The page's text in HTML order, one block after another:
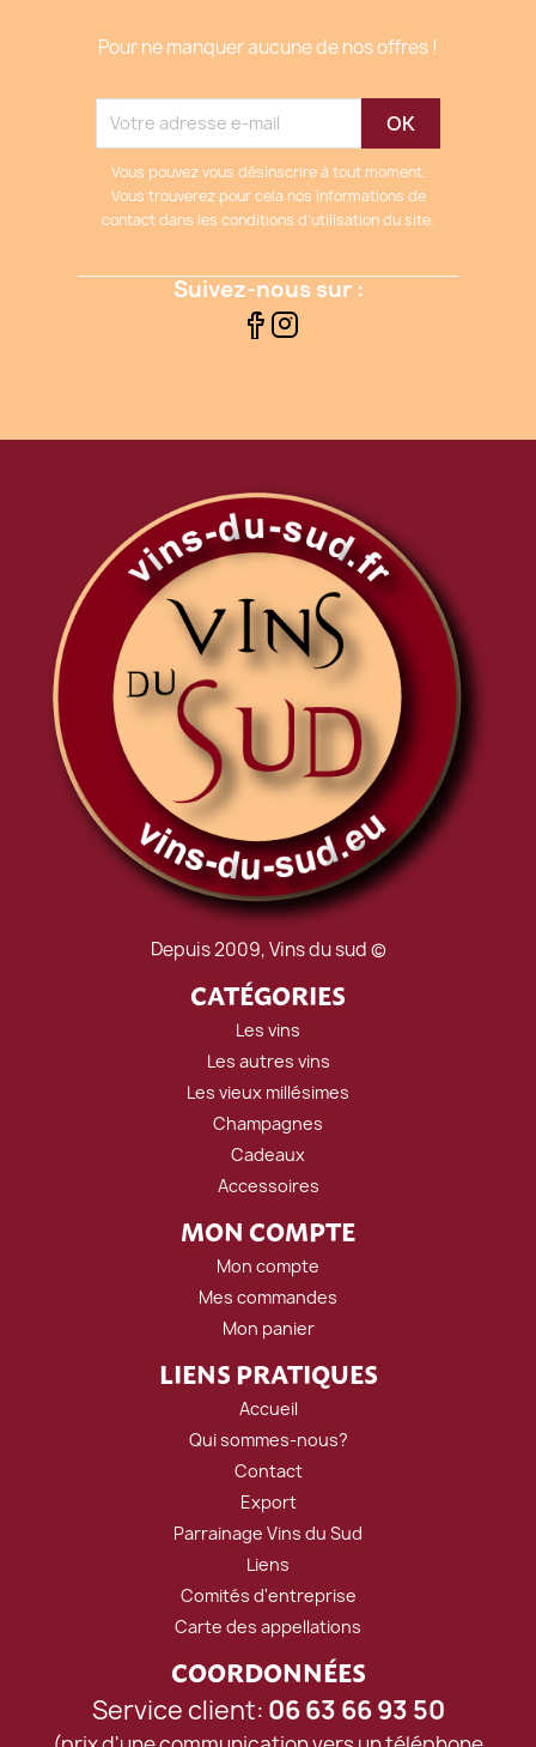
Pour ne manquer aucune de nos offres !
Vous pouvez vous désinscrire à tout moment.
Vous trouverez pour cela nos informations de
contact dans les conditions d'utilisation du site.
Suivez-nous sur :
Depuis 2009, Vins du sud ©
CATÉGORIES
Les vins
Les autres vins
Les vieux millésimes
Champagnes
Cadeaux
Accessoires
MON COMPTE
Mon compte
Mes commandes
Mon panier
LIENS PRATIQUES
Accueil
Qui sommes-nous?
Contact
Export
Parrainage Vins du Sud
Liens
Comités d'entreprise
Carte des appellations
COORDONNÉES
Service client: 06 63 66 93 50